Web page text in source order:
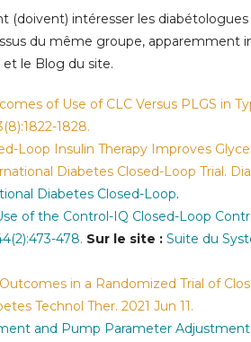
(doivent) intéresser les
du même groupe, apparemment
le Blog du site.
of Use of CLC Versus PLGS in
1828.
Loop Insulin Therapy Improves
Diabetes Closed-Loop Trial.
Diabetes Closed-Loop.
of the Control-IQ Closed-Loop
478. Sur le site : Suite du
in a Randomized Trial of
Technol Ther. 2021 Jun 11.
and Pump Parameter